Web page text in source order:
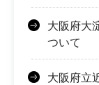
大阪府大
ついて
大阪府立